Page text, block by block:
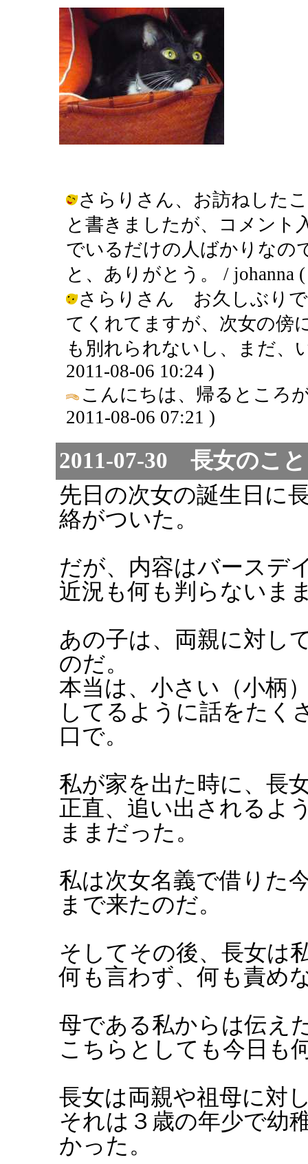
さらりさん、お訪ねした
と書きましたが、コメン
でいるだけの人ばかりなの
と、ありがとう。 / johanna
さらりさん お久しぶりで
てくれてますが、次女の傍
も別れられないし、まだ、
2011-08-06 10:24 )
こんにちは、帰るところ
2011-08-06 07:21 )
2011-07-30 長女のこ
先日の次女の誕生日に
絡がついた。
だが、内容はバースデ
近況も何も判らないま
あの子は、両親に対し
のだ。
本当は、小さい（小柄
してるように話をたく
口で。
私が家を出た時に、長
正直、追い出されるよ
ままだった。
私は次女名義で借りた
まで来たのだ。
そしてその後、長女は
何も言わず、何も責め
母である私からは伝え
こちらとしても今日も
長女は両親や祖母に対
それは３歳の年少で幼
かった。